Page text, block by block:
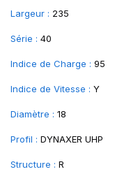
Largeur : 235
Série : 40
Indice de Charge : 95
Indice de Vitesse : Y
Diamètre : 18
Profil : DYNAXER UHP
Structure : R